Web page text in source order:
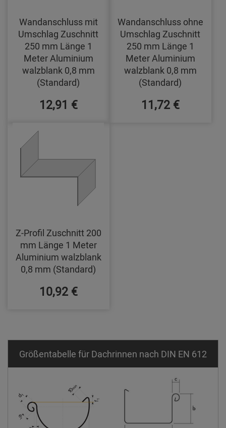
Wandanschluss mit
Umschlag Zuschnitt
250 mm Länge 1
Meter Aluminium
walzblank 0,8 mm
(Standard)
12,91 €
Wandanschluss ohne
Umschlag Zuschnitt
250 mm Länge 1
Meter Aluminium
walzblank 0,8 mm
(Standard)
11,72 €
Z-Profil Zuschnitt 200
mm Länge 1 Meter
Aluminium walzblank
0,8 mm (Standard)
10,92 €
Größentabelle für Dachrinnen nach DIN EN 612